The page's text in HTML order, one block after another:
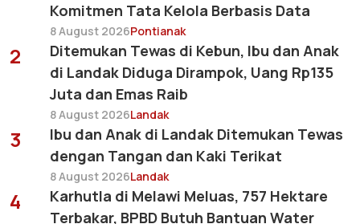
Komitmen Tata Kelola Berbasis Data
8 August 2026Pontianak
2
Ditemukan Tewas di Kebun, Ibu dan Anak
di Landak Diduga Dirampok, Uang Rp135
Juta dan Emas Raib
8 August 2026Landak
3
Ibu dan Anak di Landak Ditemukan Tewas
dengan Tangan dan Kaki Terikat
8 August 2026Landak
4
Karhutla di Melawi Meluas, 757 Hektare
Terbakar, BPBD Butuh Bantuan Water